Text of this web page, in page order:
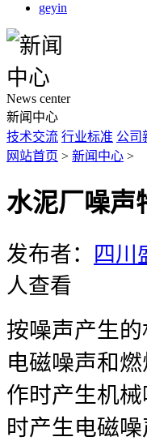
geyin
News center
新闻中心
技术交流 行业标准 公司
网站首页 > 新闻中心 >
水泥厂噪声
发布者： 四川
人查看
按噪声产生
电磁噪声和
作时产生机
时产生电磁